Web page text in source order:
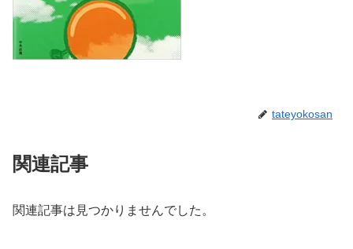
tateyokosan
関連記事
関連記事は見つかりませんでした。